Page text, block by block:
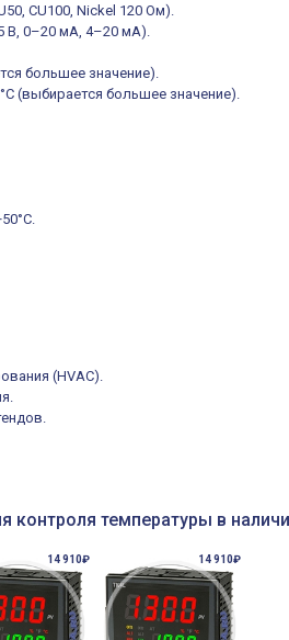
CU100, Nickel 120 Ом).
В, 0–20 мА, 4–20 мА).
большее значение).
(выбирается большее значение).
(HVAC).
температуры в
14 910₽ 14 910₽